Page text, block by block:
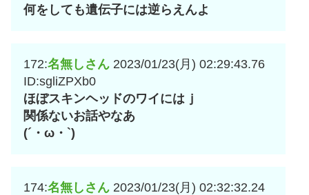
何をしても遺伝子には逆らえんよ
172:名無しさん 2023/01/23(月) 02:29:43.76
ID:sgliZPXb0
ほぼスキンヘッドのワイにはｊ
関係ないお話やなあ
(´・ω・`)
174:名無しさん 2023/01/23(月) 02:32:32.24